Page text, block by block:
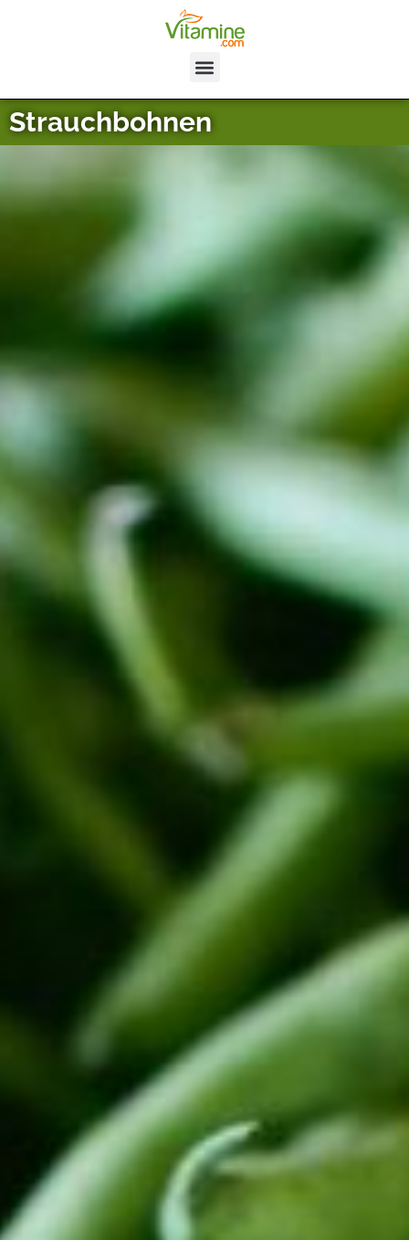
Strauchbohnen